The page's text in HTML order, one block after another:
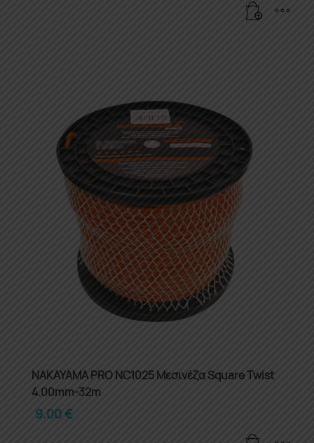
NAKAYAMA PRO NC1025 Μεσινέζα Square Twist
4.00mm-32m
9.00€